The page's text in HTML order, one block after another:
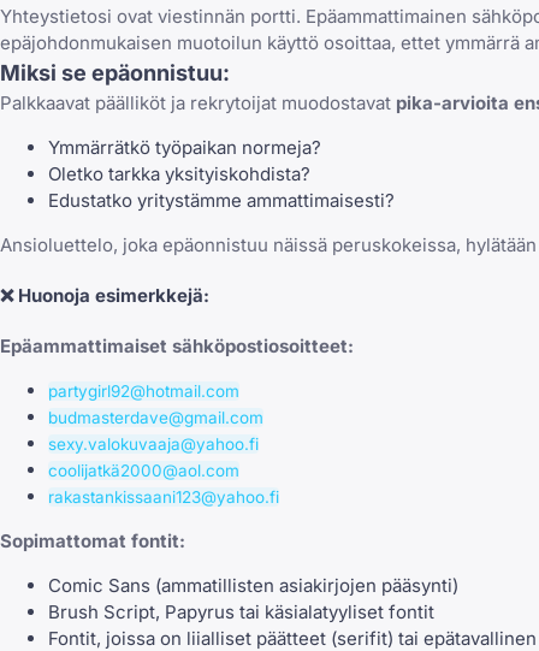
Yhteystietosi ovat viestinnän portti. Epäammattimainen
epäjohdonmukaisen muotoilun käyttö osoittaa, ettet ymmärrä
Miksi se epäonnistuu:
Palkkaavat päälliköt ja rekrytoijat muodostavat pika-arvioita
Ymmärrätkö työpaikan normeja?
Oletko tarkka yksityiskohdista?
Edustatko yritystämme ammattimaisesti?
Ansioluettelo, joka epäonnistuu näissä peruskokeissa,
❌ Huonoja esimerkkejä:
Epäammattimaiset sähköpostiosoitteet:
partygirl92@hotmail.com
budmasterdave@gmail.com
sexy.valokuvaaja@yahoo.fi
coolijatkä2000@aol.com
rakastankissaani123@yahoo.fi
Sopimattomat fontit:
Comic Sans (ammatillisten asiakirjojen pääsynti)
Brush Script, Papyrus tai käsialatyyliset fontit
Fontit, joissa on liialliset päätteet (serifit) tai